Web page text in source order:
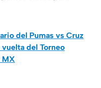
del Pumas vs Cruz
del Torneo
MX